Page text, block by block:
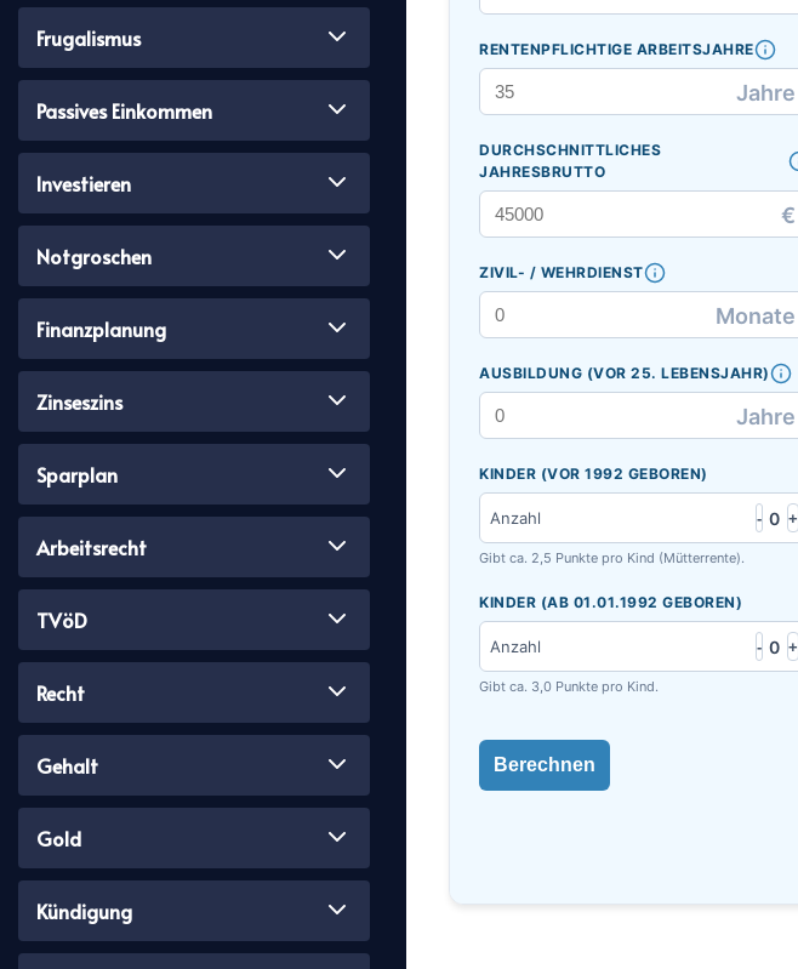
Frugalismus
Passives Einkommen
Investieren
Notgroschen
Finanzplanung
Zinseszins
Sparplan
Arbeitsrecht
TVöD
Recht
Gehalt
Gold
Kündigung
RENTENPFLICHTIGE ARBEITSJAHRE
Jahre
DURCHSCHNITTLICHES
JAHRESBRUTTO
€
ZIVIL- / WEHRDIENST
Monate
AUSBILDUNG (VOR 25. LEBENSJAHR)
Jahre
KINDER (VOR 1992 GEBOREN)
Anzahl - 0 +
Gibt ca. 2,5 Punkte pro Kind (Mütterrente).
KINDER (AB 01.01.1992 GEBOREN)
Anzahl - 0 +
Gibt ca. 3,0 Punkte pro Kind.
Berechnen